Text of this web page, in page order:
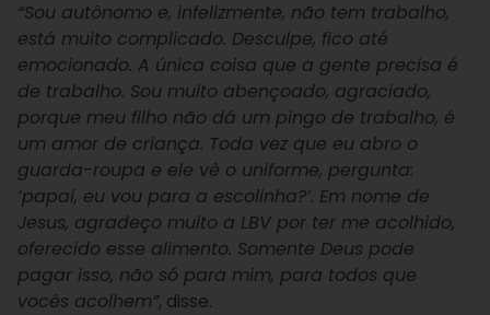
“Sou autônomo e, infelizmente, não tem trabalho,
está muito complicado. Desculpe, fico até
emocionado. A única coisa que a gente precisa é
de trabalho. Sou muito abençoado, agraciado,
porque meu filho não dá um pingo de trabalho, é
um amor de criança. Toda vez que eu abro o
guarda-roupa e ele vê o uniforme, pergunta:
‘papai, eu vou para a escolinha?’. Em nome de
Jesus, agradeço muito a LBV por ter me acolhido,
oferecido esse alimento. Somente Deus pode
pagar isso, não só para mim, para todos que
vocês acolhem”, disse.